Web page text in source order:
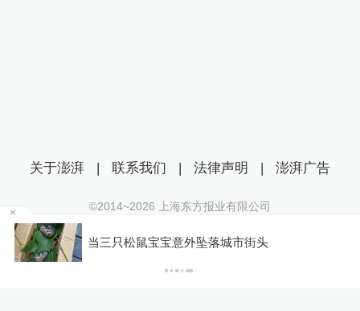
当三只松鼠宝宝意外坠落城市街头
关于澎湃 | 联系我们 | 法律声明 | 澎湃广告
©2014~2026 上海东方报业有限公司
沪ICP证：沪B2-20170116 | 沪ICP备14003370号
互联网新闻信息服务许可证：31120170006
沪公网安备 31010602000299号